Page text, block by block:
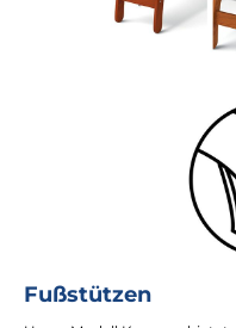
Fußstützen